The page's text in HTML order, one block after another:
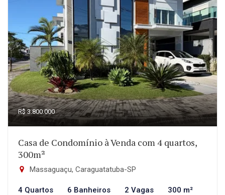
R$ 3.800.000
Casa de Condomínio à Venda com 4 quartos,
300m²
Massaguaçu, Caraguatatuba-SP
4 Quartos 6 Banheiros 2 Vagas 300 m²